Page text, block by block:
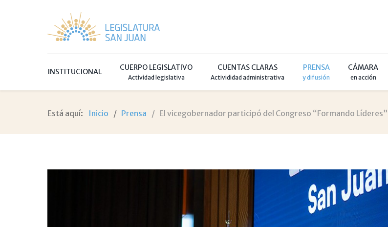
INSTITUCIONAL CUERPO LEGISLATIVO
Actividad legislativa
CUENTAS CLARAS
Activididad administrativa
PRENSA
y difusión
CÁMARA
en acción
Está aquí: Inicio Prensa El vicegobernador participó del Congreso “Formando Líderes”